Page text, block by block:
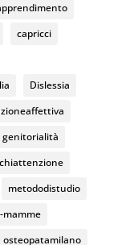
capricci
Dislessia
genitorialità
metododistudio
mamme
osteopatamilano